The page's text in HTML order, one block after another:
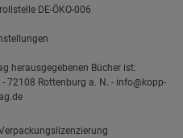
DE-ÖKO-006
herausgegebenen Bücher ist:
- 72108 Rottenburg a. N. - info@kopp-